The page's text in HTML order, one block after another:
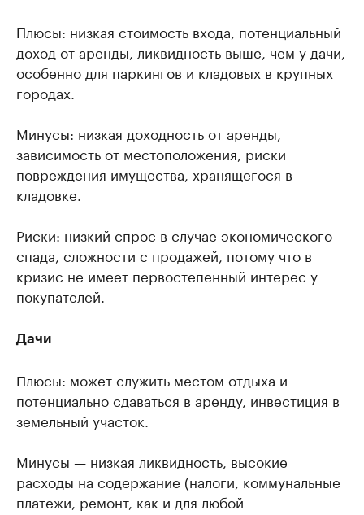
Плюсы: низкая стоимость входа, потенциальный
доход от аренды, ликвидность выше, чем у дачи,
особенно для паркингов и кладовых в крупных
городах.
Минусы: низкая доходность от аренды,
зависимость от местоположения, риски
повреждения имущества, хранящегося в
кладовке.
Риски: низкий спрос в случае экономического
спада, сложности с продажей, потому что в
кризис не имеет первостепенный интерес у
покупателей.
Дачи
Плюсы: может служить местом отдыха и
потенциально сдаваться в аренду, инвестиция в
земельный участок.
Минусы — низкая ликвидность, высокие
расходы на содержание (налоги, коммунальные
платежи, ремонт, как и для любой